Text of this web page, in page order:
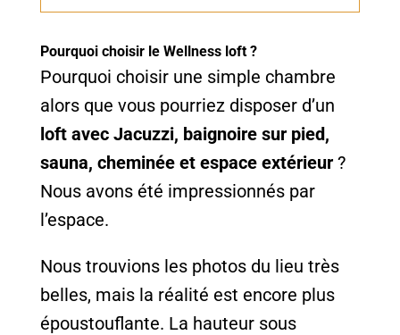
Pourquoi choisir le Wellness loft ?
Pourquoi choisir une simple chambre
alors que vous pourriez disposer d’un
loft avec Jacuzzi, baignoire sur pied,
sauna, cheminée et espace extérieur?
Nous avons été impressionnés par
l’espace.
Nous trouvions les photos du lieu très
belles, mais la réalité est encore plus
époustouflante. La hauteur sous